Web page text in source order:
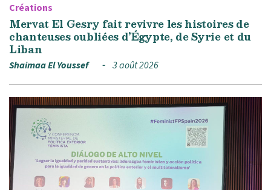
Créations
Mervat El Gesry fait revivre les histoires de
chanteuses oubliées d’Égypte, de Syrie et du
Liban
Shaimaa El Youssef 3 août 2026